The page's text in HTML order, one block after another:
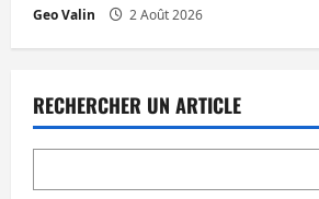
Geo Valin 2 Août 2026
RECHERCHER UN ARTICLE